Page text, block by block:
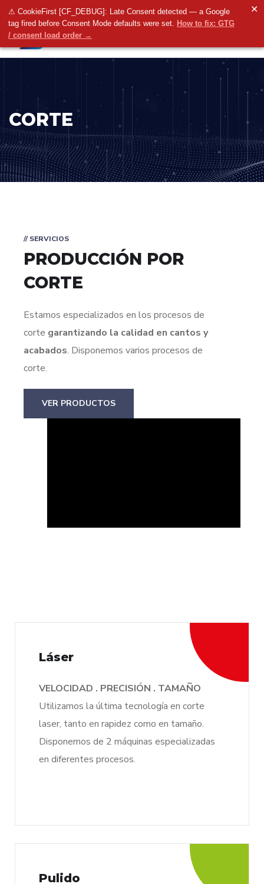
⚠ CookieFirst [CF_DEBUG]: Late Consent detected — a Google
tag fired before Consent Mode defaults were set. How to fix: GTG
/ consent load order →
✕
CORTE
// SERVICIOS
PRODUCCIÓN POR
CORTE
Estamos especializados en los procesos de
corte garantizando la calidad en cantos y
acabados. Disponemos varios procesos de
corte.
VER PRODUCTOS
Láser
VELOCIDAD . PRECISIÓN . TAMAÑO
Utilizamos la última tecnología en corte
laser, tanto en rapidez como en tamaño.
Disponemos de 2 máquinas especializadas
en diferentes procesos.
Pulido